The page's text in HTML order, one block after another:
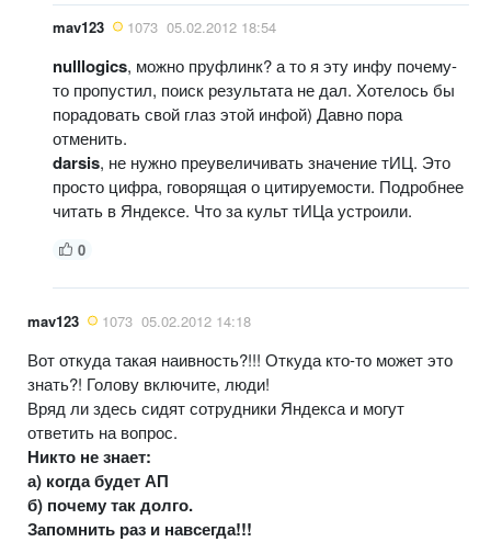
mav123 1073 05.02.2012 18:54
nulllogics, можно пруфлинк? а то я эту инфу почему-
то пропустил, поиск результата не дал. Хотелось бы
порадовать свой глаз этой инфой) Давно пора
отменить.
darsis, не нужно преувеличивать значение тИЦ. Это
просто цифра, говорящая о цитируемости. Подробнее
читать в Яндексе. Что за культ тИЦа устроили.
0
mav123 1073 05.02.2012 14:18
Вот откуда такая наивность?!!! Откуда кто-то может это
знать?! Голову включите, люди!
Вряд ли здесь сидят сотрудники Яндекса и могут
ответить на вопрос.
Никто не знает:
а) когда будет АП
б) почему так долго.
Запомнить раз и навсегда!!!